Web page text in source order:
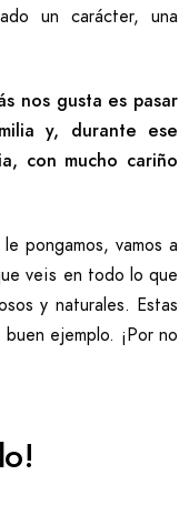
un carácter, una
nos gusta es pasar
y, durante ese
con mucho cariño
pongamos, vamos a
veis en todo lo que
y naturales. Estas
ejemplo. ¡Por no